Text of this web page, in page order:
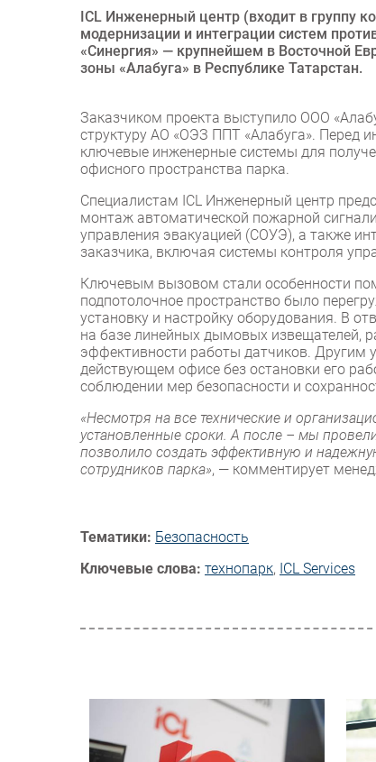
Мобильная связь
Фиксированная связь
Рынок ПК
ПО
Кадры
ICL Инженерный центр (входит в группу
модернизации и интеграции систем
«Синергия» — крупнейшем в Восточной
зоны «Алабуга» в Республике Татарстан.
Заказчиком проекта выступило ООО
структуру АО «ОЭЗ ППТ «Алабуга». Перед
ключевые инженерные системы для
офисного пространства парка.
Специалистам ICL Инженерный центр
монтаж автоматической пожарной
управления эвакуацией (СОУЭ), а также
заказчика, включая системы контроля
Ключевым вызовом стали особенности
подпотолочное пространство было
установку и настройку оборудования. В
на базе линейных дымовых извещателей,
эффективности работы датчиков. Другим
действующем офисе без остановки его
соблюдении мер безопасности и
«Несмотря на все технические и
установленные сроки. А после – мы
позволило создать эффективную и
сотрудников парка», — комментирует
Тематики: Безопасность
Ключевые слова: технопарк, ICL Services